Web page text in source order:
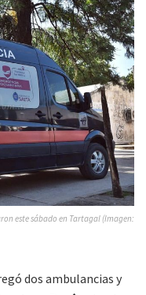
este sábado en Tartagal (Imagen:
dos ambulancias y